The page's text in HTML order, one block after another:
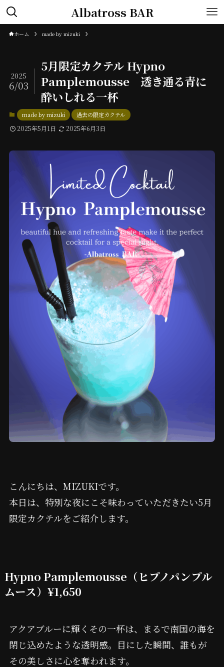
Albatross BAR
ホーム made by mizuki
5月限定カクテル Hypno
Pamplemousse 透き通る青に
酔いしれる一杯
2025
6/03
made by mizuki 過去の限定カクテル
2025年5月1日 2025年6月3日
こんにちは、MIZUKIです。
本日は、特別な夜にこそ味わっていただきたい5月
限定カクテルをご紹介します。
Hypno Pamplemousse（ヒプノパンプル
ムース） ¥1,650
アクアブルーに輝くその一杯は、まるで南国の海を
閉じ込めたような透明感。目にした瞬間、誰もが
その美しさに心を奪われます。